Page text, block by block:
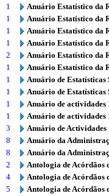
1
Anuário Estatístico da
1
Anuário Estatístico da
1
Anuário Estatístico da
1
Anuário Estatístico da
2
Anuário Estatístico da
1
Anuário Estatístico da
1
Anuário de Estatísticas
1
Anuário de Estatísticas
1
Anuário de actividades
1
Anuário de actividades
3
Anuário de Actividades
8
Anuário da
8
Anuário da
2
Antologia de
4
Antologia de
5
Antologia de